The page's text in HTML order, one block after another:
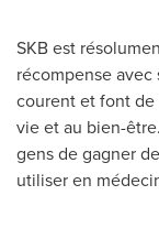
SKB est
récompense
courent et font de
vie et au bien-
gens de gagner
utiliser en